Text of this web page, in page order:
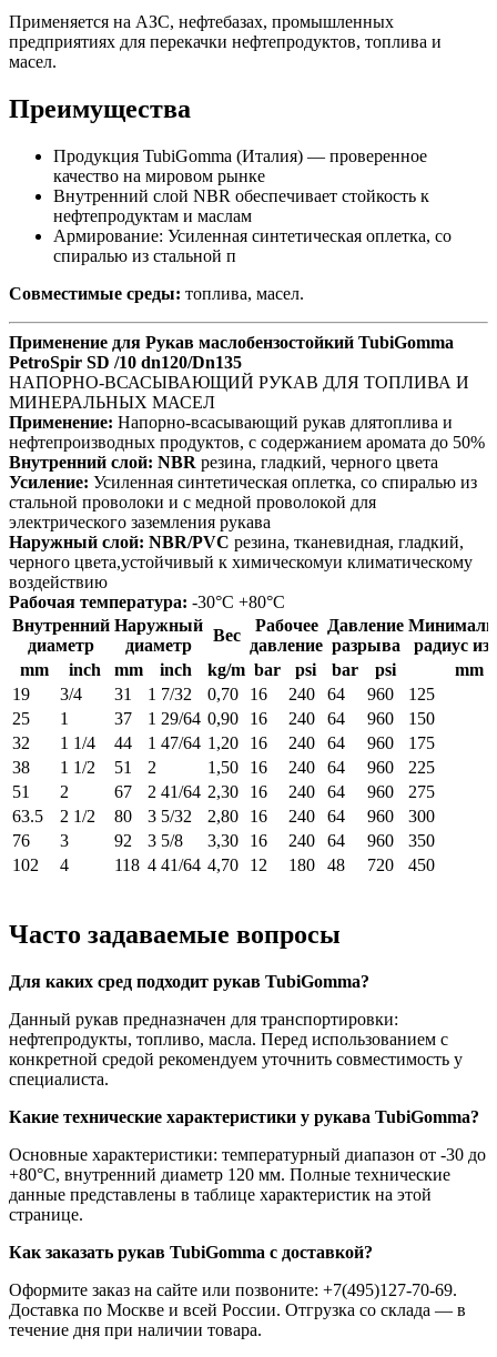
Применяется на АЗС, нефтебазах, промышленных
предприятиях для перекачки нефтепродуктов, топлива и
масел.
Преимущества
Продукция TubiGomma (Италия) — проверенное
качество на мировом рынке
Внутренний слой NBR обеспечивает стойкость к
нефтепродуктам и маслам
Армирование: Усиленная синтетическая оплетка, со
спиралью из стальной п
Совместимые среды: топлива, масел.
Применение для Рукав маслобензостойкий TubiGomma
PetroSpir SD /10 dn120/Dn135
НАПОРНО-ВСАСЫВАЮЩИЙ РУКАВ ДЛЯ ТОПЛИВА И
МИНЕРАЛЬНЫХ МАСЕЛ
Применение: Напорно-всасывающий рукав длятоплива и
нефтепроизводных продуктов, с содержанием аромата до 50%
Внутренний слой: NBR резина, гладкий, черного цвета
Усиление: Усиленная синтетическая оплетка, со спиралью из
стальной проволоки и с медной проволокой для
электрического заземления рукава
Наружный слой: NBR/PVC резина, тканевидная, гладкий,
черного цвета,устойчивый к химическомуи климатическому
воздействию
Рабочая температура: -30°C +80°C
Внутренний
диаметр
Наружный
диаметр
Вес
Рабочее
давление
Давление
разрыва
радиус
mm
inch mm inch kg/m bar psi bar psi
mm
19
3/4 31 1 7/32 0,70 16 240 64 960
125
25
1 37 1 29/64 0,90 16 240 64 960
150
32
1 1/4 44 1 47/64 1,20 16 240 64 960
175
38
1 1/2 51 2 1,50 16 240 64 960
225
51
2 67 2 41/64 2,30 16 240 64 960
275
63.5
2 1/2 80 3 5/32 2,80 16 240 64 960
300
76
3 92 3 5/8 3,30 16 240 64 960
350
102
4 118 4 41/64 4,70 12 180 48 720 450
Часто задаваемые вопросы
Для каких сред подходит рукав TubiGomma?
Данный рукав предназначен для транспортировки:
нефтепродукты, топливо, масла. Перед использованием с
конкретной средой рекомендуем уточнить совместимость у
специалиста.
Какие технические характеристики у рукава TubiGomma?
Основные характеристики: температурный диапазон от -30 до
+80°C, внутренний диаметр 120 мм. Полные технические
данные представлены в таблице характеристик на этой
странице.
Как заказать рукав TubiGomma с доставкой?
Оформите заказ на сайте или позвоните: +7(495)127-70-69.
Доставка по Москве и всей России. Отгрузка со склада — в
течение дня при наличии товара.